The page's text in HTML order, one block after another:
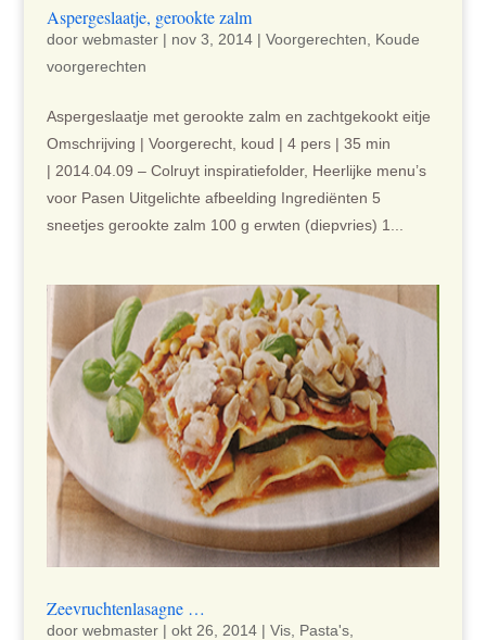
Aspergeslaatje, gerookte zalm
door webmaster| nov 3, 2014| Voorgerechten, Koude
voorgerechten
Aspergeslaatje met gerookte zalm en zachtgekookt eitje
Omschrijving | Voorgerecht, koud | 4 pers | 35 min
| 2014.04.09 – Colruyt inspiratiefolder, Heerlijke menu’s
voor Pasen Uitgelichte afbeelding Ingrediënten 5
sneetjes gerookte zalm 100 g erwten (diepvries) 1...
Zeevruchtenlasagne …
door webmaster| okt 26, 2014| Vis, Pasta's,